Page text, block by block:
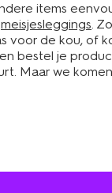
items
meisjesleggings.
voor de kou, of
bestel je
Maar we